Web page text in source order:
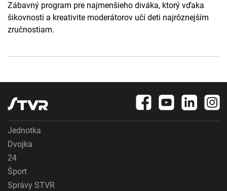
Zábavný program pre najmenšieho diváka, ktorý vďaka
šikovnosti a kreativite moderátorov učí deti najrôznejším
zručnostiam.
Jednotka
Dvojka
24
Šport
Správy STVR